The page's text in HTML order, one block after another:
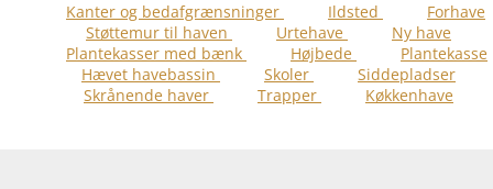
Kanter og bedafgrænsninger Ildsted
Forhave
Støttemur til haven
Urtehave
Ny have
Plantekasser med bænk
Højbede
Plantekasse
Hævet havebassin
Skoler
Siddepladser
Skrånende haver
Trapper Køkkenhave